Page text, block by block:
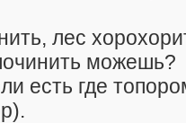
лес
можешь?
есть где